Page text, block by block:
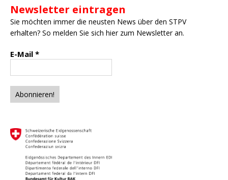
Newsletter eintragen
Sie möchten immer die neusten News über den STPV
erhalten? So melden Sie sich hier zum Newsletter an.
E-Mail *